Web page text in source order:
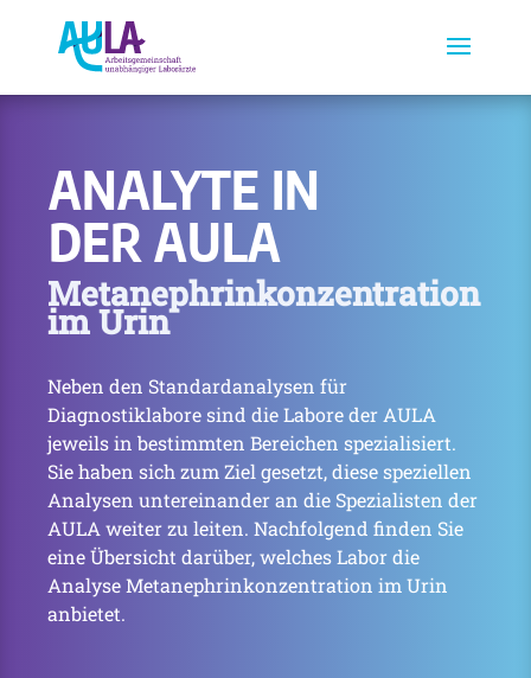
ANALYTE IN
DER AULA
Metanephrinkonzentration
im Urin
Neben den Standardanalysen für
Diagnostiklabore sind die Labore der AULA
jeweils in bestimmten Bereichen spezialisiert.
Sie haben sich zum Ziel gesetzt, diese speziellen
Analysen untereinander an die Spezialisten der
AULA weiter zu leiten. Nachfolgend finden Sie
eine Übersicht darüber, welches Labor die
Analyse Metanephrinkonzentration im Urin
anbietet.